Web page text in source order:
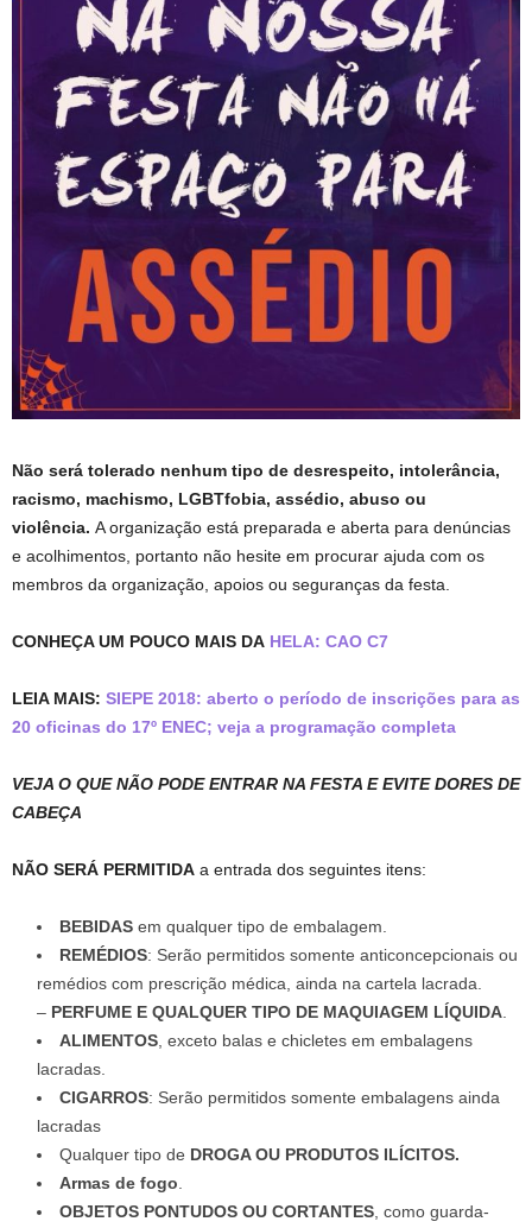
Não será tolerado nenhum tipo de desrespeito, intolerância,
racismo, machismo, LGBTfobia, assédio, abuso ou
violência. A organização está preparada e aberta para denúncias
e acolhimentos, portanto não hesite em procurar ajuda com os
membros da organização, apoios ou seguranças da festa.
CONHEÇA UM POUCO MAIS DA HELA: CAO C7
LEIA MAIS: SIEPE 2018: aberto o período de inscrições para as
20 oficinas do 17º ENEC; veja a programação completa
VEJA O QUE NÃO PODE ENTRAR NA FESTA E EVITE DORES DE
CABEÇA
NÃO SERÁ PERMITIDA a entrada dos seguintes itens:
BEBIDAS em qualquer tipo de embalagem.
REMÉDIOS: Serão permitidos somente anticoncepcionais ou
remédios com prescrição médica, ainda na cartela lacrada.
– PERFUME E QUALQUER TIPO DE MAQUIAGEM LÍQUIDA
ALIMENTOS , exceto balas e chicletes em embalagens
lacradas.
CIGARROS: Serão permitidos somente embalagens ainda
lacradas
Qualquer tipo de DROGA OU PRODUTOS ILÍCITOS.
Armas de fogo
OBJETOS PONTUDOS OU CORTANTES , como guarda-